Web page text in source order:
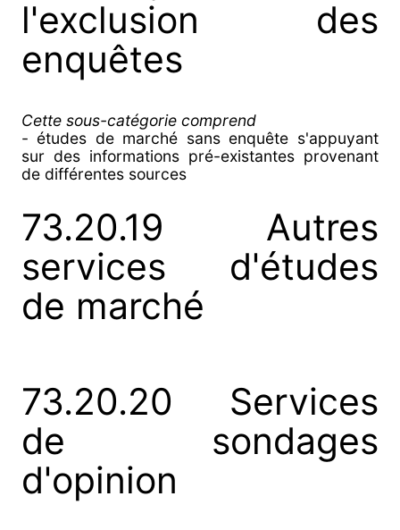
l'exclusion des
enquêtes
Cette sous-catégorie comprend
- études de marché sans enquête s'appuyant
sur des informations pré-existantes provenant
de différentes sources
73.20.19 Autres
services d'études
de marché
73.20.20 Services
de sondages
d'opinion